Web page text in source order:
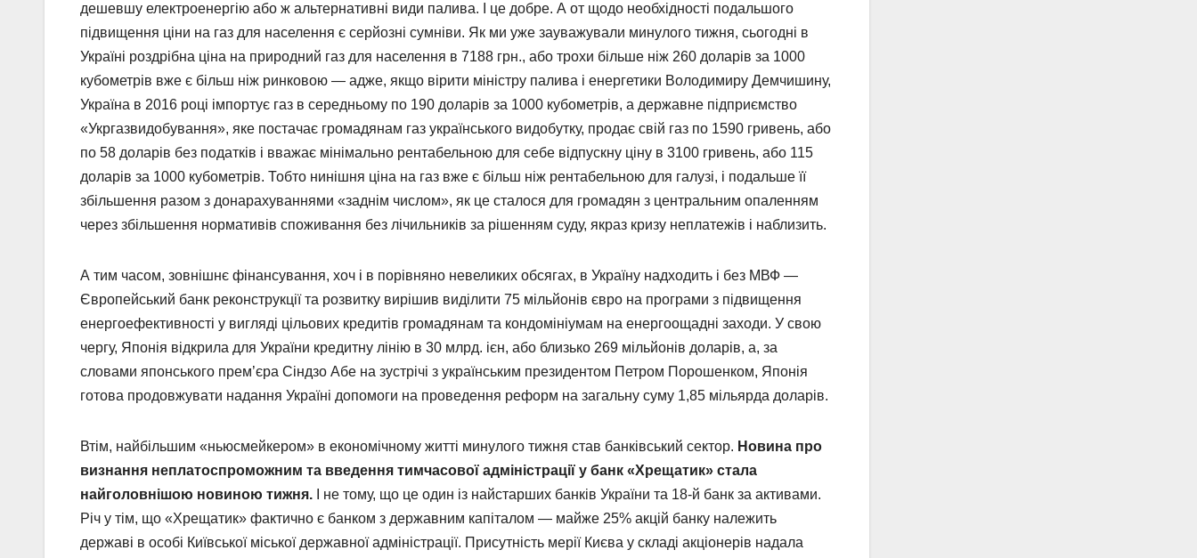
дешевшу електроенергію або ж альтернативні види палива. І це добре. А от щодо необхідності подальшого
підвищення ціни на газ для населення є серйозні сумніви. Як ми уже зауважували минулого тижня, сьогодні в
Україні роздрібна ціна на природний газ для населення в 7188 грн., або трохи більше ніж 260 доларів за 1000
кубометрів вже є більш ніж ринковою — адже, якщо вірити міністру палива і енергетики Володимиру Демчишину,
Україна в 2016 році імпортує газ в середньому по 190 доларів за 1000 кубометрів, а державне підприємство
«Укргазвидобування», яке постачає громадянам газ українського видобутку, продає свій газ по 1590 гривень, або
по 58 доларів без податків і вважає мінімально рентабельною для себе відпускну ціну в 3100 гривень, або 115
доларів за 1000 кубометрів. Тобто нинішня ціна на газ вже є більш ніж рентабельною для галузі, і подальше її
збільшення разом з донарахуваннями «заднім числом», як це сталося для громадян з центральним опаленням
через збільшення нормативів споживання без лічильників за рішенням суду, якраз кризу неплатежів і наблизить.
А тим часом, зовнішнє фінансування, хоч і в порівняно невеликих обсягах, в Україну надходить і без МВФ —
Європейський банк реконструкції та розвитку вирішив виділити 75 мільйонів євро на програми з підвищення
енергоефективності у вигляді цільових кредитів громадянам та кондомініумам на енергоощадні заходи. У свою
чергу, Японія відкрила для України кредитну лінію в 30 млрд. ієн, або близько 269 мільйонів доларів, а, за
словами японського прем’єра Сіндзо Абе на зустрічі з українським президентом Петром Порошенком, Японія
готова продовжувати надання Україні допомоги на проведення реформ на загальну суму 1,85 мільярда доларів.
Втім, найбільшим «ньюсмейкером» в економічному житті минулого тижня став банківський сектор. Новина про
визнання неплатоспроможним та введення тимчасової адміністрації у банк «Хрещатик» стала
найголовнішою новиною тижня. І не тому, що це один із найстарших банків України та 18-й банк за активами.
Річ у тім, що «Хрещатик» фактично є банком з державним капіталом — майже 25% акцій банку належить
державі в особі Київської міської державної адміністрації. Присутність мерії Києва у складі акціонерів надала